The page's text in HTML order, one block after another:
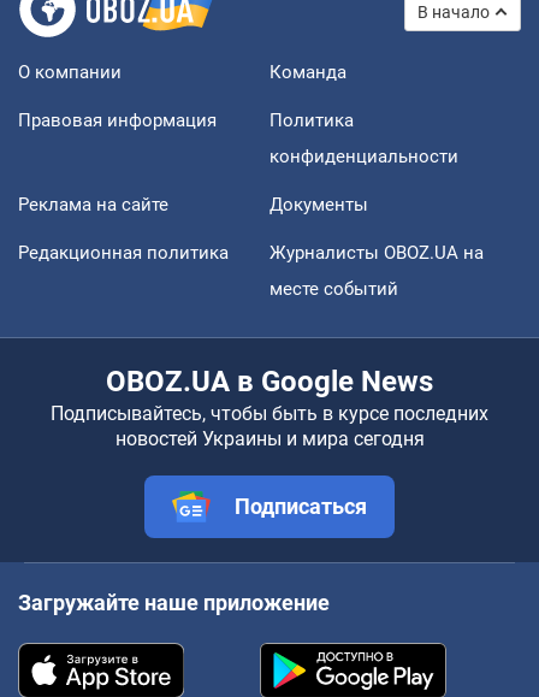
В начало
О компании Команда
Правовая информация
Политика
конфиденциальности
Реклама на сайте Документы
Редакционная политика
Журналисты OBOZ.UA на
месте событий
OBOZ.UA в Google News
Подписывайтесь, чтобы быть в курсе последних
новостей Украины и мира сегодня
Подписаться
Загружайте наше приложение